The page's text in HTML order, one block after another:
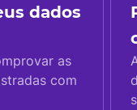
dados
as
com